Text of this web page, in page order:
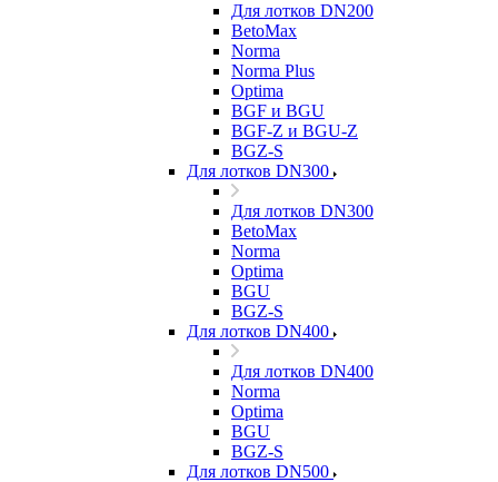
Для лотков DN200
BetoMax
Norma
Norma Plus
Optima
BGF и BGU
BGF-Z и BGU-Z
BGZ-S
Для лотков DN300
Для лотков DN300
BetoMax
Norma
Optima
BGU
BGZ-S
Для лотков DN400
Для лотков DN400
Norma
Optima
BGU
BGZ-S
Для лотков DN500